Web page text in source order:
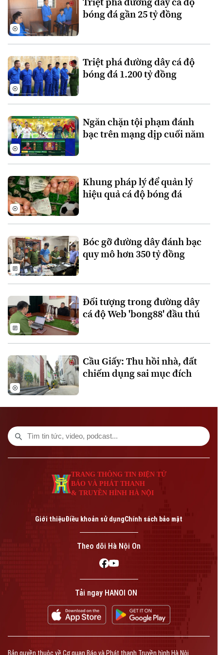
Theo dõi Hà Nội On
Tư vấn sức khỏe
Quần vợt
Tin tức
Sao
Điện ảnh
Thời trang
Đã phát sóng
Liên hệ đường dây nóng (bấm để gọi)
Tòa soạn
0865.116.699 (hotline)
Tòa soạn
Bản quyền thuộc về Cơ quan Báo và Phát thanh Truyền hình Hà Nội Giấy
Số 3-5 Huỳnh Thúc Kháng-Phường Láng-Hà Nội
Phó Giám đốc: Nguyễn Kim Khiêm, Nguyễn Minh Đức, Nguyễn Thành Lợi
bóng đá gần 25 tỷ đồng
Triệt phá đường dây cá độ
bóng đá 1.200 tỷ đồng
Ngăn chặn tội phạm đánh
bạc trên mạng dịp cuối năm
Khung pháp lý để quản lý
hiệu quả cá độ bóng đá
Bóc gỡ đường dây đánh bạc
quy mô hơn 350 tỷ đồng
Đối tượng trong đường dây
cá độ Web 'bong88' đầu thú
Cầu Giấy: Thu hồi nhà, đất
chiếm dụng sai mục đích
TRANG THÔNG TIN ĐIỆN TỬ
BÁO VÀ PHÁT THANH
& TRUYỀN HÌNH HÀ NỘI
Giới thiệuĐiều khoản sử dụngChính sách bảo mật
Theo dõi Hà Nội On
Tải ngay HANOI ON
Bản quyền thuộc về Cơ quan Báo và Phát thanh Truyền hình Hà Nội